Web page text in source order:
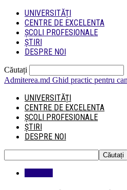
UNIVERSITĂȚI
CENTRE DE EXCELENTA
ȘCOLI PROFESIONALE
ȘTIRI
DESPRE NOI
Căutați
Admiterea.md Ghid practic pentru
UNIVERSITĂȚI
CENTRE DE EXCELENTA
ȘCOLI PROFESIONALE
ȘTIRI
DESPRE NOI